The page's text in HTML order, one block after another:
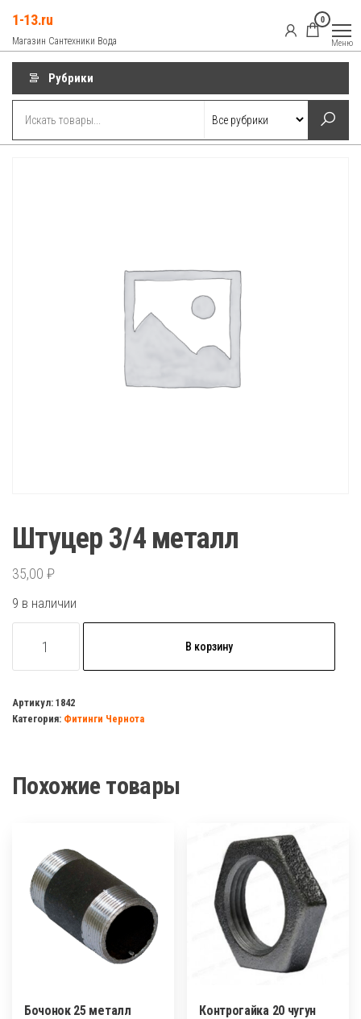
содержимому
1-13.ru
Магазин Сантехники Вода
0
Меню
Рубрики
Штуцер 3/4 металл
35,00 ₽
9 в наличии
товара
3/4
металл
В корзину
Артикул: 1842
Категория: Фитинги Чернота
Похожие товары
Бочонок 25 металл Контрогайка 20 чугун